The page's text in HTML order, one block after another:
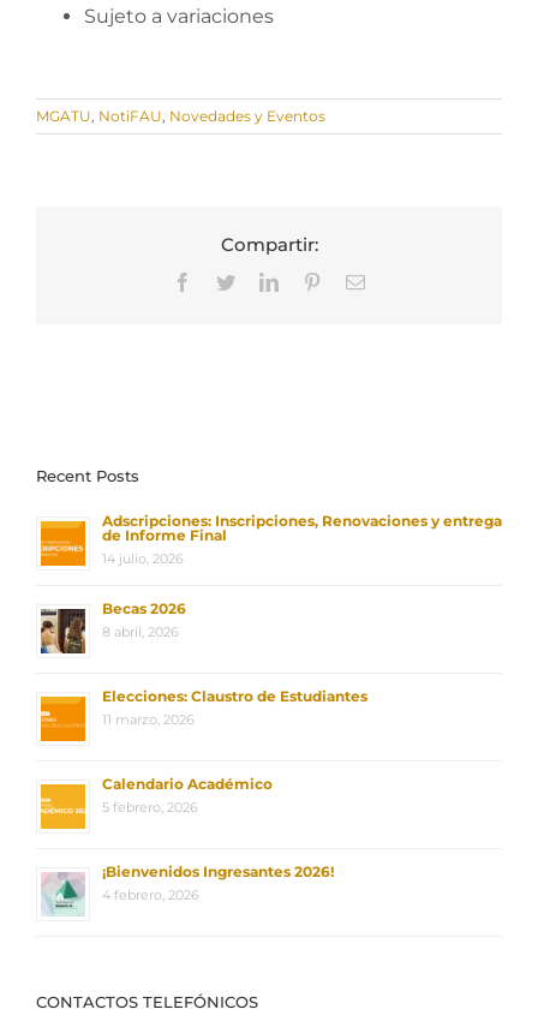
Sujeto a variaciones
MGATU NotiFAU Novedades y Eventos
Compartir:
Facebook
TwitterLinkedInPinterestCorreo
Recent Posts
Adscripciones: Inscripciones, Renovaciones y entrega
de Informe Final
14 julio, 2026
Becas 2026
8 abril, 2026
Elecciones: Claustro de Estudiantes
11 marzo, 2026
Calendario Académico
5 febrero, 2026
¡Bienvenidos Ingresantes 2026!
4 febrero, 2026
CONTACTOS TELEFÓNICOS